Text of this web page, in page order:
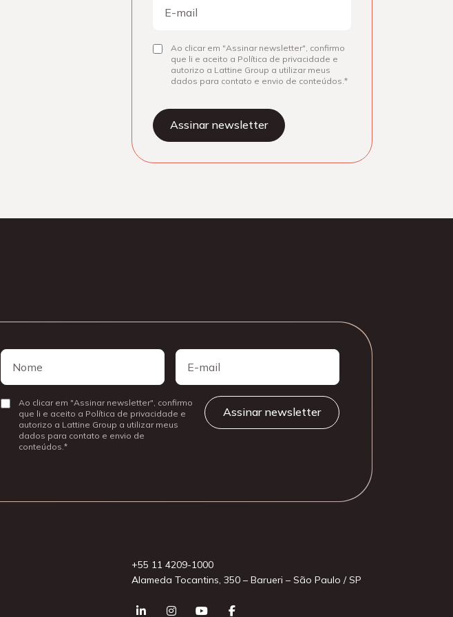
mail
ConsentirAo clicar em "Assinar newsletter", confirmo
que li e aceito a Política de privacidade e
autorizo a Lattine Group a utilizar meus
dados para contato e envio de conteúdos.
Nome
E-
mail
ConsentirAo clicar em "Assinar newsletter", confirmo
que li e aceito a Política de privacidade e
autorizo a Lattine Group a utilizar meus
dados para contato e envio de
conteúdos.
+55 11 4209-1000
Alameda Tocantins, 350 – Barueri – São Paulo / SP